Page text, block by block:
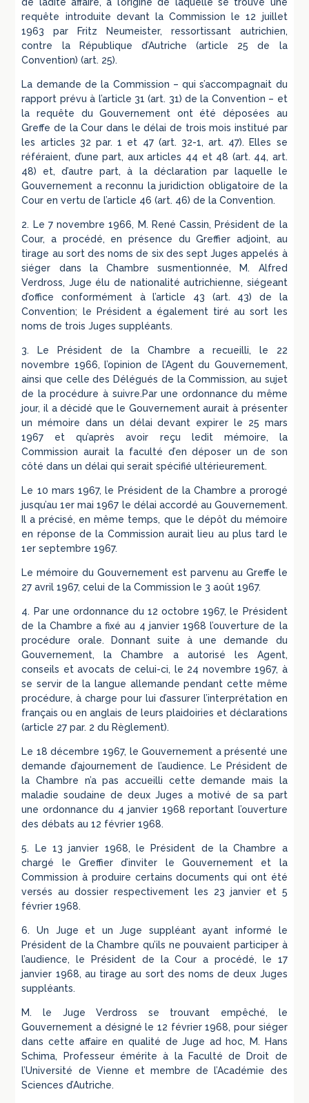
de ladite affaire, à l’origine de laquelle se trouve une
requête introduite devant la Commission le 12 juillet
1963 par Fritz Neumeister, ressortissant autrichien,
contre la République d’Autriche (article 25 de la
Convention) (art. 25).
La demande de la Commission – qui s’accompagnait du
rapport prévu à l’article 31 (art. 31) de la Convention – et
la requête du Gouvernement ont été déposées au
Greffe de la Cour dans le délai de trois mois institué par
les articles 32 par. 1 et 47 (art. 32-1, art. 47). Elles se
référaient, d’une part, aux articles 44 et 48 (art. 44, art.
48) et, d’autre part, à la déclaration par laquelle le
Gouvernement a reconnu la juridiction obligatoire de la
Cour en vertu de l’article 46 (art. 46) de la Convention.
2. Le 7 novembre 1966, M. René Cassin, Président de la
Cour, a procédé, en présence du Greffier adjoint, au
tirage au sort des noms de six des sept Juges appelés à
siéger dans la Chambre susmentionnée, M. Alfred
Verdross, Juge élu de nationalité autrichienne, siégeant
d’office conformément à l’article 43 (art. 43) de la
Convention; le Président a également tiré au sort les
noms de trois Juges suppléants.
3. Le Président de la Chambre a recueilli, le 22
novembre 1966, l’opinion de l’Agent du Gouvernement,
ainsi que celle des Délégués de la Commission, au sujet
de la procédure à suivre.Par une ordonnance du même
jour, il a décidé que le Gouvernement aurait à présenter
un mémoire dans un délai devant expirer le 25 mars
1967 et qu’après avoir reçu ledit mémoire, la
Commission aurait la faculté d’en déposer un de son
côté dans un délai qui serait spécifié ultérieurement.
Le 10 mars 1967, le Président de la Chambre a prorogé
jusqu’au 1er mai 1967 le délai accordé au Gouvernement.
Il a précisé, en même temps, que le dépôt du mémoire
en réponse de la Commission aurait lieu au plus tard le
1er septembre 1967.
Le mémoire du Gouvernement est parvenu au Greffe le
27 avril 1967, celui de la Commission le 3 août 1967.
4. Par une ordonnance du 12 octobre 1967, le Président
de la Chambre a fixé au 4 janvier 1968 l’ouverture de la
procédure orale. Donnant suite à une demande du
Gouvernement, la Chambre a autorisé les Agent,
conseils et avocats de celui-ci, le 24 novembre 1967, à
se servir de la langue allemande pendant cette même
procédure, à charge pour lui d’assurer l’interprétation en
français ou en anglais de leurs plaidoiries et déclarations
(article 27 par. 2 du Règlement).
Le 18 décembre 1967, le Gouvernement a présenté une
demande d’ajournement de l’audience. Le Président de
la Chambre n’a pas accueilli cette demande mais la
maladie soudaine de deux Juges a motivé de sa part
une ordonnance du 4 janvier 1968 reportant l’ouverture
des débats au 12 février 1968.
5. Le 13 janvier 1968, le Président de la Chambre a
chargé le Greffier d’inviter le Gouvernement et la
Commission à produire certains documents qui ont été
versés au dossier respectivement les 23 janvier et 5
février 1968.
6. Un Juge et un Juge suppléant ayant informé le
Président de la Chambre qu’ils ne pouvaient participer à
l’audience, le Président de la Cour a procédé, le 17
janvier 1968, au tirage au sort des noms de deux Juges
suppléants.
M. le Juge Verdross se trouvant empêché, le
Gouvernement a désigné le 12 février 1968, pour siéger
dans cette affaire en qualité de Juge ad hoc, M. Hans
Schima, Professeur émérite à la Faculté de Droit de
l’Université de Vienne et membre de l’Académie des
Sciences d’Autriche.